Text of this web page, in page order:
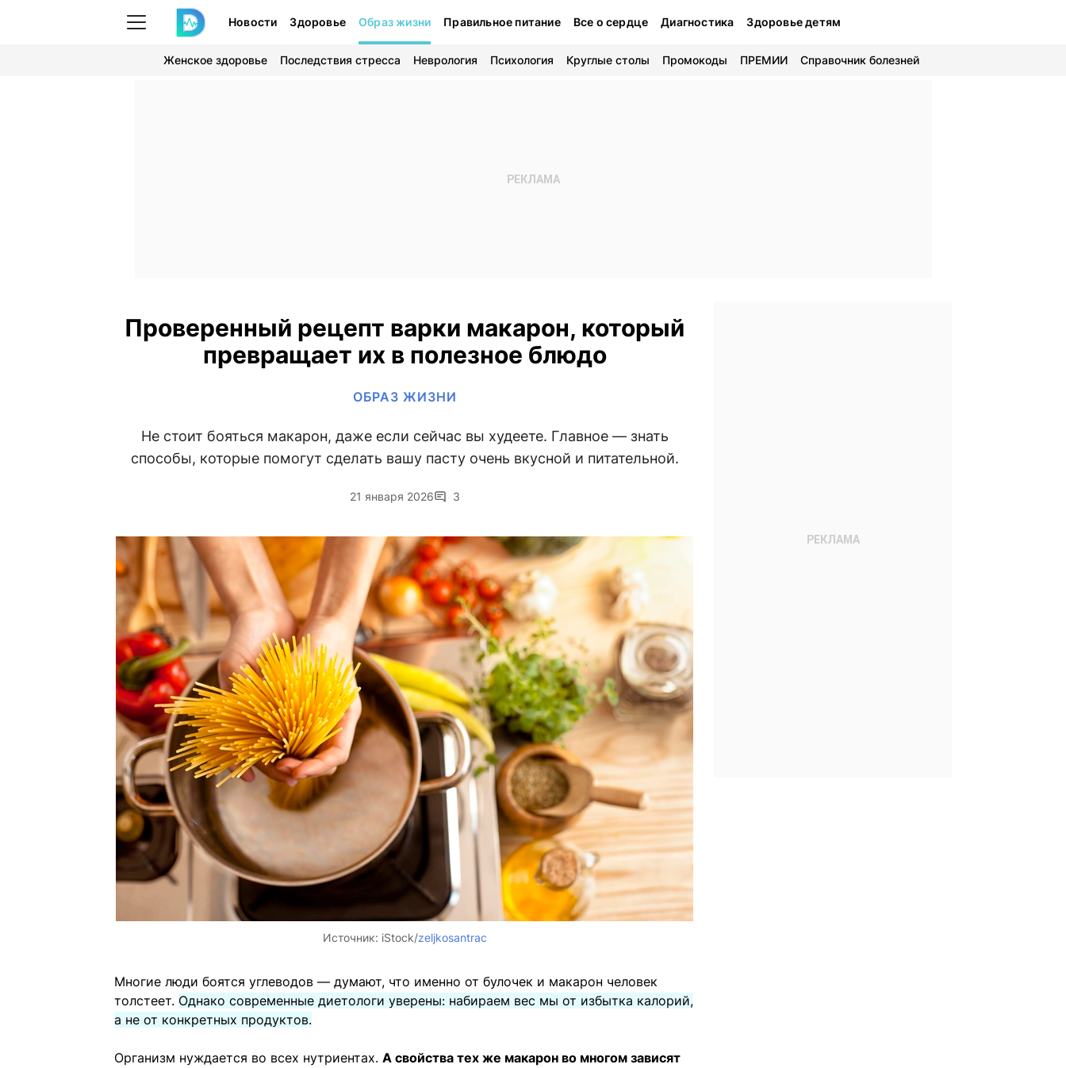
Новости Здоровье Образ жизни Правильное питание Все о сердце Диагностика Здоровье детям
Женское здоровье Последствия стресса Неврология Психология Круглые столы Промокоды ПРЕМИИ Справочник болезней
Проверенный рецепт варки макарон, который
превращает их в полезное блюдо
ОБРАЗ ЖИЗНИ
Не стоит бояться макарон, даже если сейчас вы худеете. Главное — знать
способы, которые помогут сделать вашу пасту очень вкусной и питательной.
21 января 2026 3
Источник: iStock/zeljkosantrac
Многие люди боятся углеводов — думают, что именно от булочек и макарон человек
толстеет. Однако современные диетологи уверены: набираем вес мы от избытка калорий,
а не от конкретных продуктов.
Организм нуждается во всех нутриентах. А свойства тех же макарон во многом зависят